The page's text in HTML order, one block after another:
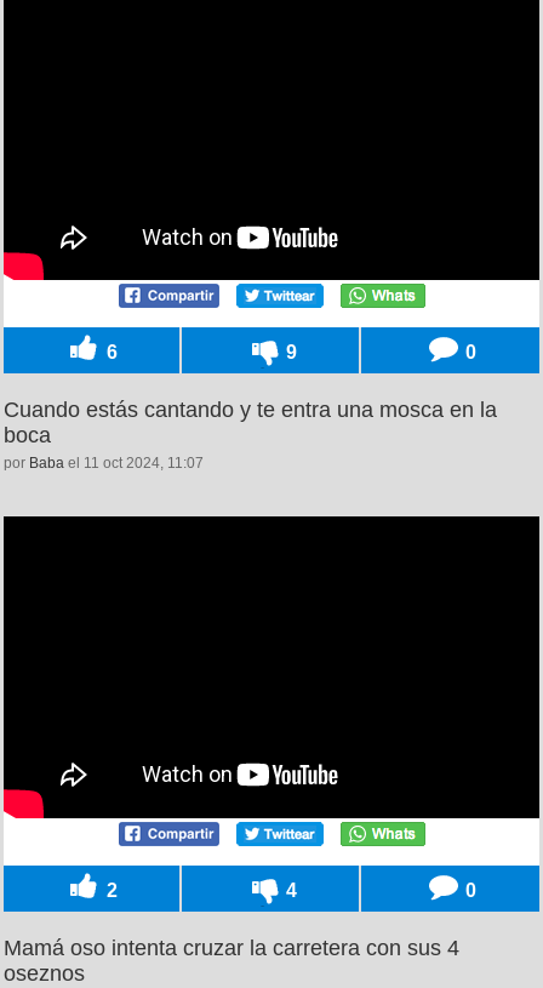
6 9 0
Cuando estás cantando y te entra una mosca en la
boca
por Baba el 11 oct 2024, 11:07
2 4 0
Mamá oso intenta cruzar la carretera con sus 4
oseznos